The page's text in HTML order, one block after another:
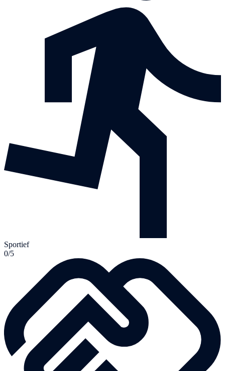
Sportief
0/5